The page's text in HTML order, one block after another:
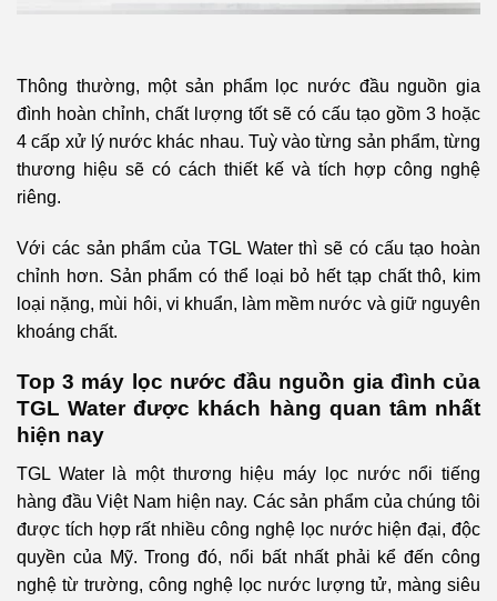
Thông thường, một sản phẩm lọc nước đầu nguồn gia
đình hoàn chỉnh, chất lượng tốt sẽ có cấu tạo gồm 3 hoặc
4 cấp xử lý nước khác nhau. Tuỳ vào từng sản phẩm, từng
thương hiệu sẽ có cách thiết kế và tích hợp công nghệ
riêng.
Với các sản phẩm của TGL Water thì sẽ có cấu tạo hoàn
chỉnh hơn. Sản phẩm có thể loại bỏ hết tạp chất thô, kim
loại nặng, mùi hôi, vi khuẩn, làm mềm nước và giữ nguyên
khoáng chất.
Top 3 máy lọc nước đầu nguồn gia đình của
TGL Water được khách hàng quan tâm nhất
hiện nay
TGL Water là một thương hiệu máy lọc nước nổi tiếng
hàng đầu Việt Nam hiện nay. Các sản phẩm của chúng tôi
được tích hợp rất nhiều công nghệ lọc nước hiện đại, độc
quyền của Mỹ. Trong đó, nổi bất nhất phải kể đến công
nghệ từ trường, công nghệ lọc nước lượng tử, màng siêu